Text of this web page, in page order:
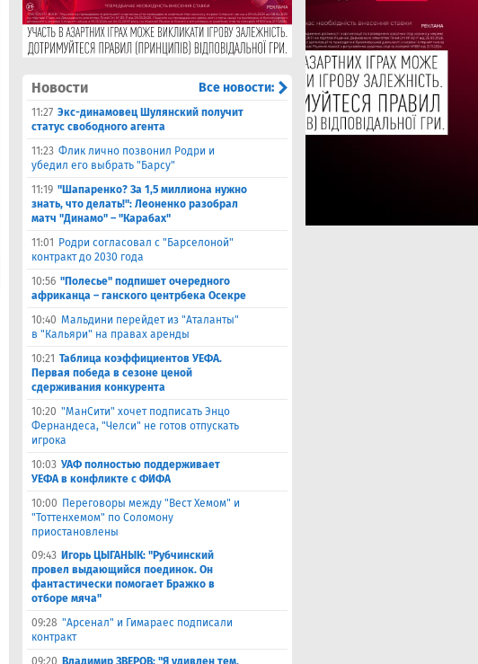
Новости Все новости:
11:27 Экс-динамовец Шулянский получит
статус свободного агента
11:23 Флик лично позвонил Родри и
убедил его выбрать "Барсу"
11:19 "Шапаренко? За 1,5 миллиона нужно
знать, что делать!": Леоненко разобрал
матч "Динамо" – "Карабах"
11:01
Родри согласовал с "Барселоной"
контракт до 2030 года
10:56 "Полесье" подпишет очередного
африканца – ганского центрбека Осекре
10:40 Мальдини перейдет из "Аталанты"
в "Кальяри" на правах аренды
10:21 Таблица коэффициентов УЕФА.
Первая победа в сезоне ценой
сдерживания конкурента
10:20 "МанСити" хочет подписать Энцо
Фернандеса, "Челси" не готов отпускать
игрока
10:03 УАФ полностью поддерживает
УЕФА в конфликте с ФИФА
10:00 Переговоры между "Вест Хемом" и
"Тоттенхемом" по Соломону
приостановлены
09:43 Игорь ЦЫГАНЫК: "Рубчинский
провел выдающийся поединок. Он
фантастически помогает Бражко в
отборе мяча"
09:28 ​"Арсенал" и Гимараес подписали
контракт
09:20 Владимир ЗВЕРОВ: "Я удивлен тем,